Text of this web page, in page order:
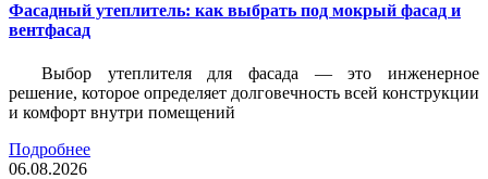
Фасадный утеплитель: как выбрать под мокрый фасад и
вентфасад
Выбор утеплителя для фасада — это инженерное
решение, которое определяет долговечность всей конструкции
и комфорт внутри помещений
Подробнее
06.08.2026